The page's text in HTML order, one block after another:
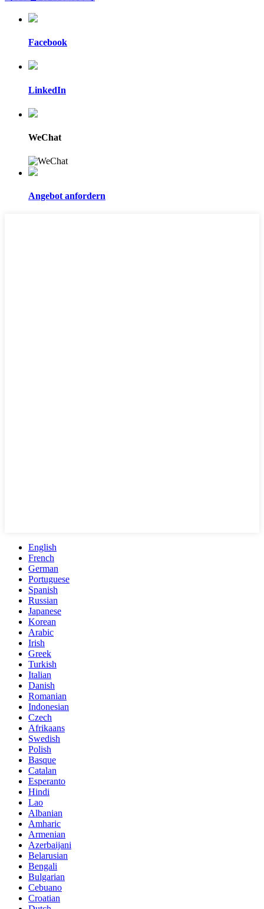
Facebook
LinkedIn
WeChat
Angebot anfordern
English
French
German
Portuguese
Spanish
Russian
Japanese
Korean
Arabic
Irish
Greek
Turkish
Italian
Danish
Romanian
Indonesian
Czech
Afrikaans
Swedish
Polish
Basque
Catalan
Esperanto
Hindi
Lao
Albanian
Amharic
Armenian
Azerbaijani
Belarusian
Bengali
Bulgarian
Cebuano
Croatian